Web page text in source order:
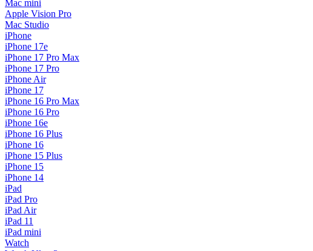
Mac mini
Apple Vision Pro
Mac Studio
iPhone
iPhone 17e
iPhone 17 Pro Max
iPhone 17 Pro
iPhone Air
iPhone 17
iPhone 16 Pro Max
iPhone 16 Pro
iPhone 16e
iPhone 16 Plus
iPhone 16
iPhone 15 Plus
iPhone 15
iPhone 14
iPad
iPad Pro
iPad Air
iPad 11
iPad mini
Watch